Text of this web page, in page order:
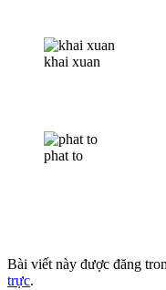
khai xuan
phat to
Bài viết này được đăng
trực.